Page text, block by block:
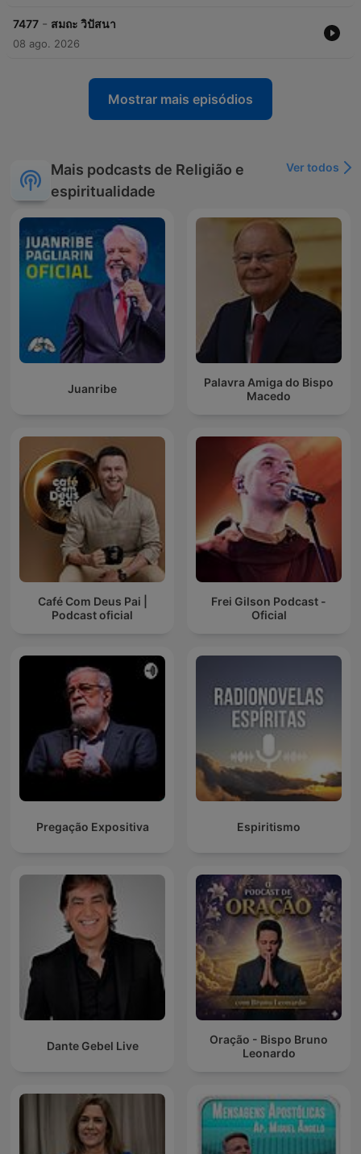
7477 - สมถะ วิปัสนา
08 ago. 2026
Mostrar mais episódios
Mais podcasts de Religião e
espiritualidade
Ver todos
Juanribe
Palavra Amiga do Bispo
Macedo
Café Com Deus Pai |
Podcast oficial
Frei Gilson Podcast -
Oficial
Pregação Expositiva Espiritismo
Dante Gebel Live
Oração - Bispo Bruno
Leonardo